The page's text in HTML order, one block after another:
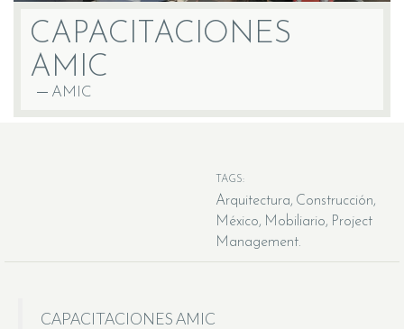
CAPACITACIONES
AMIC
AMIC
TAGS:
Arquitectura Construcción
México
Mobiliario
Project
Management
CAPACITACIONES AMIC